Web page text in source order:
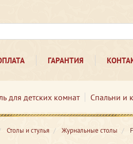
ГАРАНТИЯ
для детских комнат Спальни и
Столы и стулья Журнальные столы